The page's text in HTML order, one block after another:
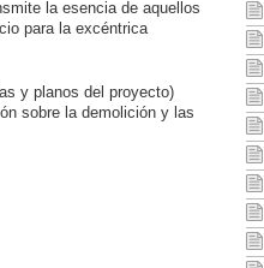
la esencia de aquellos
para la excéntrica
y planos del proyecto)
sobre la demolición y las